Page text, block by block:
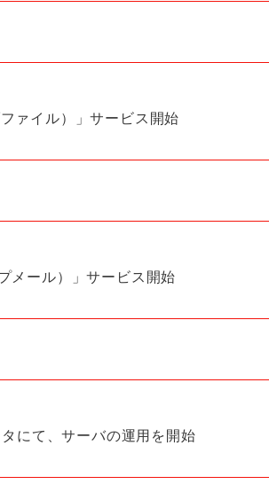
ァイル）」サービス開始
メール）」サービス開始
にて、サーバの運用を開始